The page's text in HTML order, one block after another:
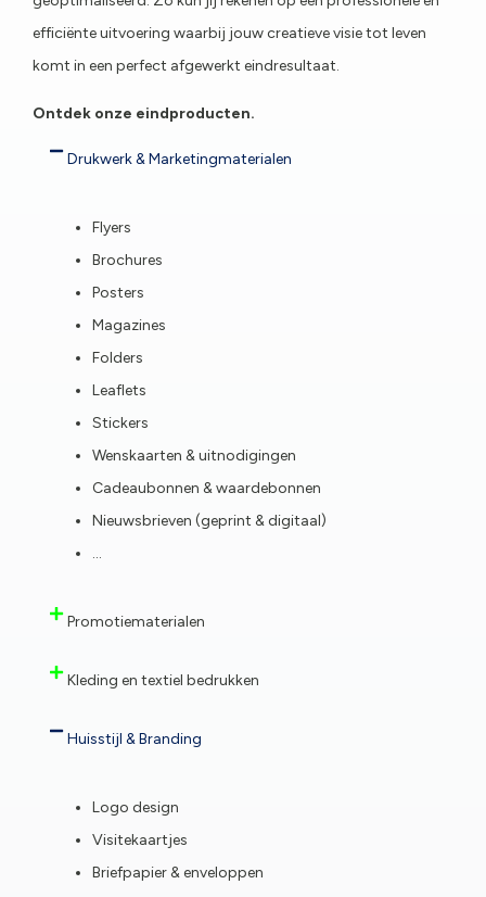
efficiënte uitvoering waarbij jouw creatieve visie tot leven
komt in een perfect afgewerkt eindresultaat.
Ontdek onze eindproducten.
Drukwerk & Marketingmaterialen
Flyers
Brochures
Posters
Magazines
Folders
Leaflets
Stickers
Wenskaarten & uitnodigingen
Cadeaubonnen & waardebonnen
Nieuwsbrieven (geprint & digitaal)
…
Promotiematerialen
Kleding en textiel bedrukken
Huisstijl & Branding
Logo design
Visitekaartjes
Briefpapier & enveloppen